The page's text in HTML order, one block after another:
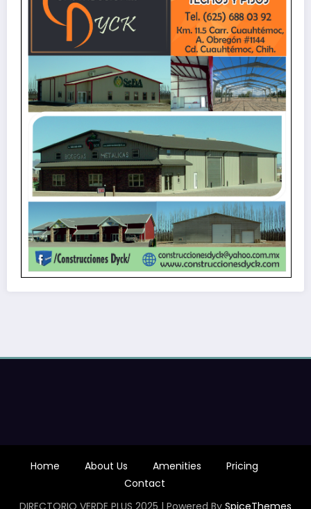
Home About Us Amenities
Pricing
Contact